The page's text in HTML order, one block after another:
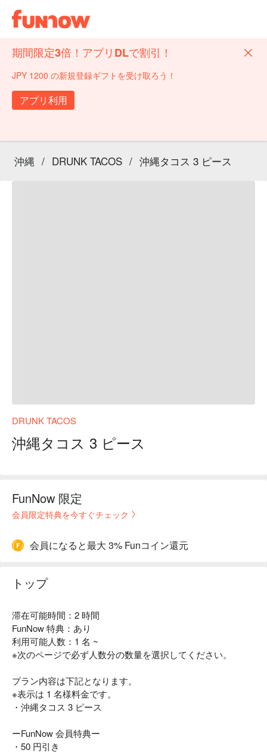
期間限定3倍！アプリDLで割引！
JPY 1200 の新規登録ギフトを受け取ろう！
アプリ利用
沖縄 / DRUNK TACOS / 沖縄タコス 3 ピース
DRUNK TACOS
沖縄タコス 3 ピース
FunNow 限定
会員限定特典を今すぐチェック
会員になると最大 3% Funコイン還元
トップ
滞在可能時間：2 時間
FunNow 特典：あり
利用可能人数：1 名 ~
※次のページで必ず人数分の数量を選択してください。
プラン内容は下記となります。
※表示は 1 名様料金です。
・沖縄タコス 3 ピース
ーFunNow 会員特典ー
・50 円引き